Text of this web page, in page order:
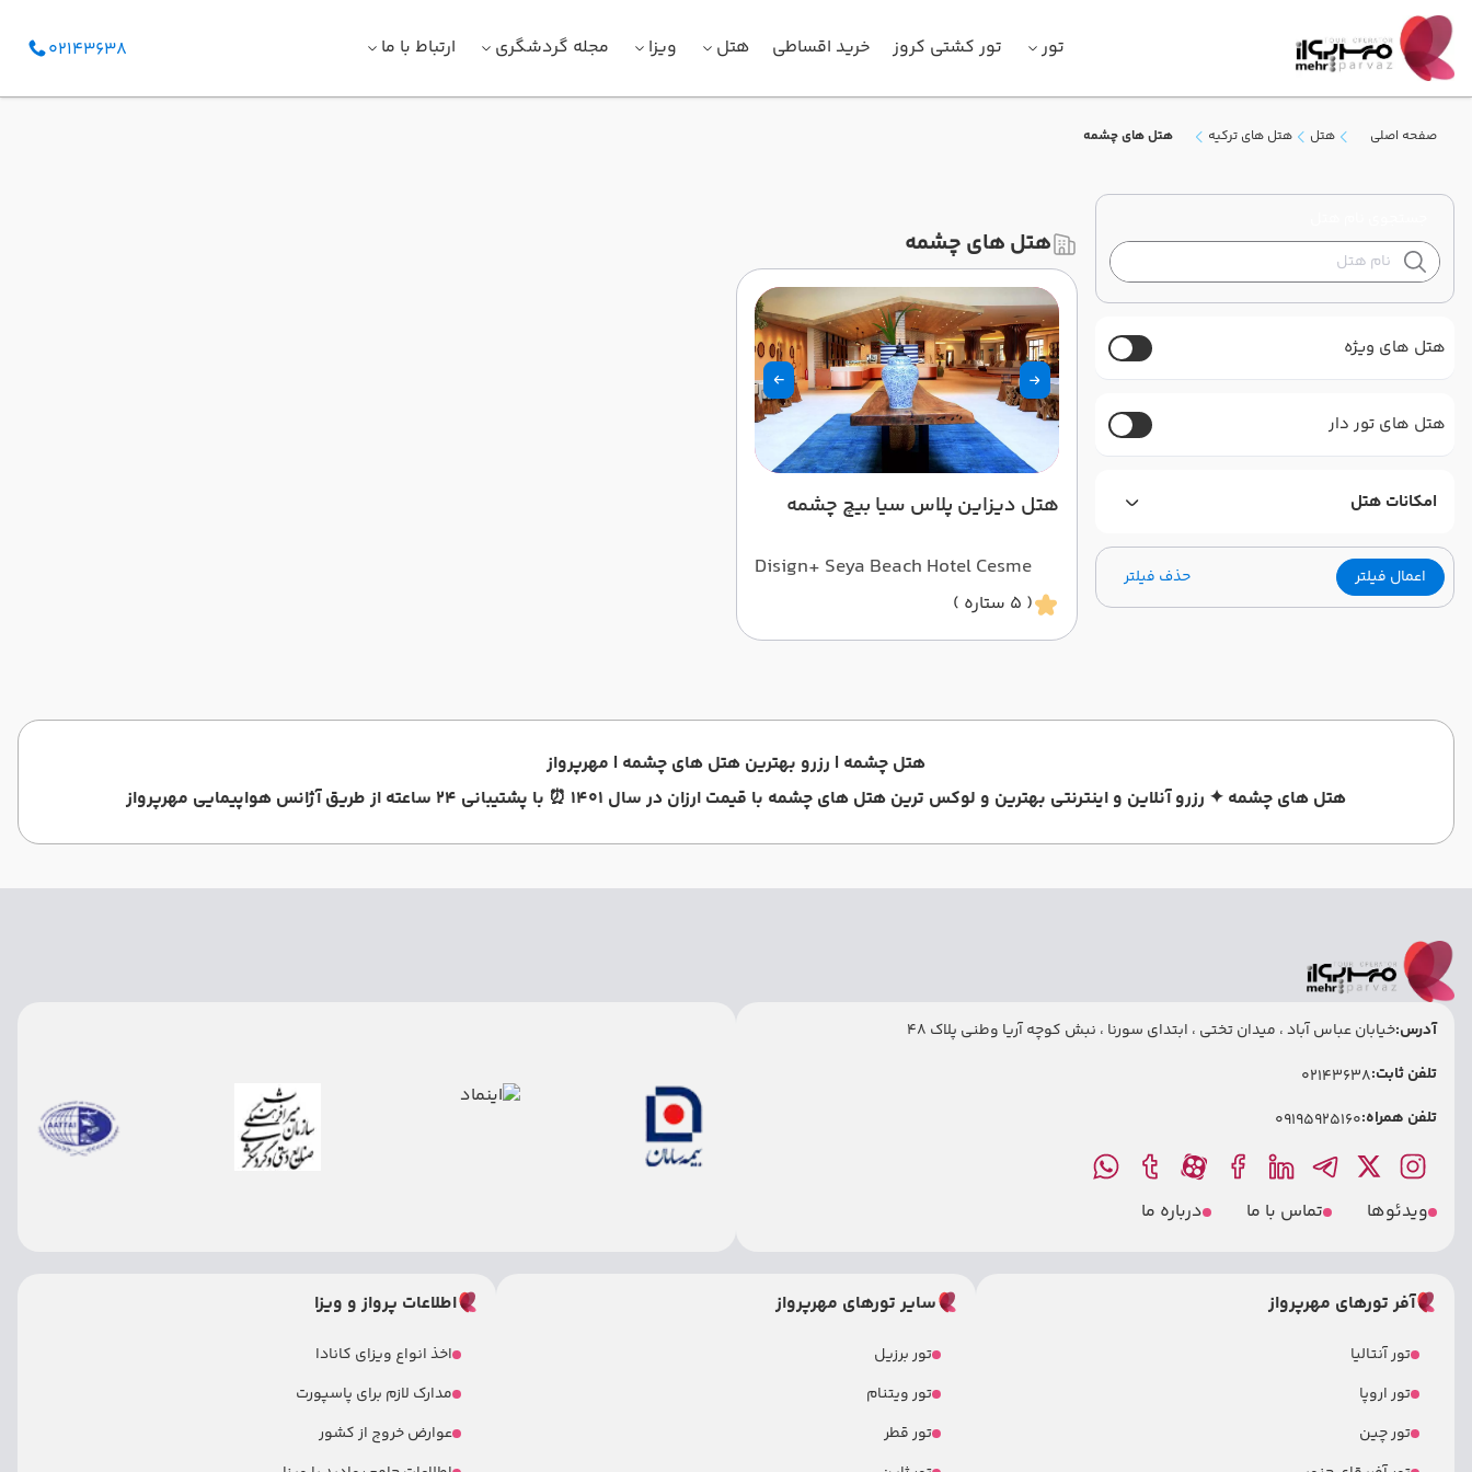
تور تور کشتی کروز خرید اقساطی هتل ویزا مجله گردشگری ارتباط با ما 02143638
صفحه اصلی هتل هتل های ترکیه هتل های چشمه
هتل های ویژه
هتل های تور دار
امکانات هتل
اعمال فیلتر حذف فیلتر
هتل های چشمه
هتل دیزاین پلاس سیا بیچ چشمه
Disign+ Seya Beach Hotel Cesme
( 5 ستاره )
هتل چشمه | رزرو بهترین هتل های چشمه | مهرپرواز
هتل های چشمه ✦ رزرو آنلاین و اینترنتی بهترین و لوکس ترین هتل های چشمه با قیمت ارزان در سال 1401 ⏰ با پشتیبانی 24 ساعته از طریق آژانس هواپیمایی مهرپرواز
آدرس:خیابان عباس آباد ، میدان تختی ، ابتدای سورنا ، نبش کوچه آریا وطنی پلاک 48
تلفن ثابت:02143638
تلفن همراه:09195925160
ویدئوها تماس با ما درباره ما
آفر تورهای مهرپرواز
تور آنتالیا
تور اروپا
تور چین
سایر تورهای مهرپرواز
تور برزیل
تور ویتنام
تور قطر
اطلاعات پرواز و ویزا
اخذ انواع ویزای کانادا
مدارک لازم برای پاسپورت
عوارض خروج از کشور